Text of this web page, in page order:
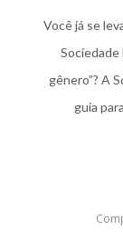
Você já se
Sociedade
gênero”? A
guia